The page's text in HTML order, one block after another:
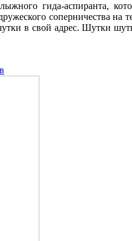
гида-аспиранта,
соперничества
в свой адрес. Шутки